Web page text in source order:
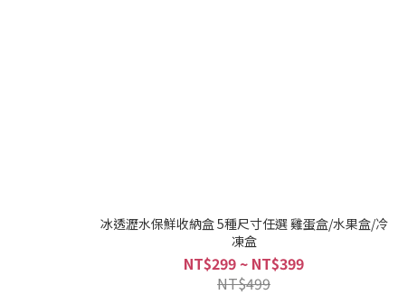
冰透瀝水保鮮收納盒 5種尺寸任選 雞蛋盒/水果盒/冷
凍盒
NT$299 ~ NT$399
NT$499